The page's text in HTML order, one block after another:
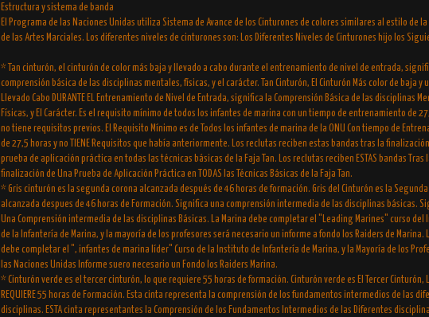
Estructura y sistema de banda
El Programa de las Naciones Unidas utiliza Sistema de Avance de los Cinturones de colores similares al estilo de la
de las Artes Marciales. Los diferentes niveles de cinturones son: Los Diferentes Niveles de Cinturones hijo los
* Tan cinturón, el cinturón de color más baja y llevado a cabo durante el entrenamiento de nivel de entrada,
comprensión básica de las disciplinas mentales, físicas, y el carácter. Tan Cinturón, El Cinturón Más color de baja y
Llevado Cabo DURANTE EL Entrenamiento de Nivel de Entrada, significa la Comprensión Básica de las disciplinas
Físicas, y El Carácter. Es el requisito mínimo de todos los infantes de marina con un tiempo de entrenamiento de
no tiene requisitos previos. El Requisito Mínimo es de Todos los infantes de marina de la ONU Con tiempo de
de 27,5 horas y no TIENE Requisitos que había anteriormente. Los reclutas reciben estas bandas tras la
prueba de aplicación práctica en todas las técnicas básicas de la Faja Tan. Los reclutas reciben ESTAS bandas Tras
finalización de Una Prueba de Aplicación Práctica en TODAS las Técnicas Básicas de la Faja Tan.
* Gris cinturón es la segunda corona alcanzada después de 46 horas de formación. Gris del Cinturón es la
alcanzada despues de 46 horas de Formación. Significa una comprensión intermedia de las disciplinas básicas.
Una Comprensión intermedia de las disciplinas Básicas. La Marina debe completar el "Leading Marines" curso del
de la Infantería de Marina, y la mayoría de los profesores será necesario un informe a fondo los Raiders de Marina.
debe completar el ", infantes de marina líder" Curso de la Instituto de Infantería de Marina, y la Mayoría de los
las Naciones Unidas Informe suero necesario un Fondo los Raiders Marina.
* Cinturón verde es el tercer cinturón, lo que requiere 55 horas de formación. Cinturón verde es El Tercer Cinturón,
REQUIERE 55 horas de Formación. Esta cinta representa la comprensión de los fundamentos intermedios de las
disciplinas. ESTA cinta representantes la Comprensión de los Fundamentos Intermedios de las Diferentes